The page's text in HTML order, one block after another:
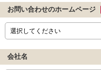
お問い合わせのホームページ
会社名